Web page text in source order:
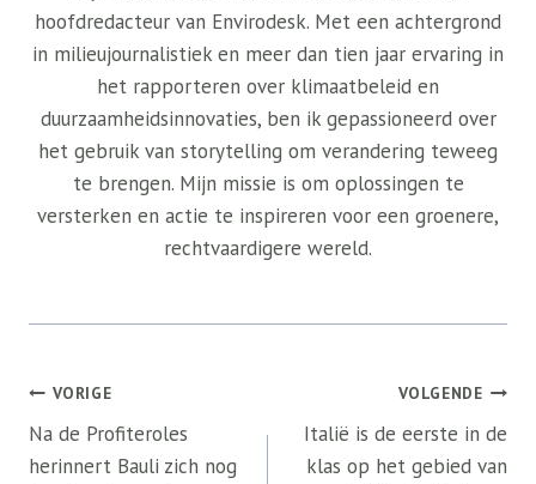
hoofdredacteur van Envirodesk. Met een achtergrond
in milieujournalistiek en meer dan tien jaar ervaring in
het rapporteren over klimaatbeleid en
duurzaamheidsinnovaties, ben ik gepassioneerd over
het gebruik van storytelling om verandering teweeg
te brengen. Mijn missie is om oplossingen te
versterken en actie te inspireren voor een groenere,
rechtvaardigere wereld.
Bericht
navigatie
VORIGE
Na de Profiteroles
herinnert Bauli zich nog
VOLGENDE
Italië is de eerste in de
klas op het gebied van